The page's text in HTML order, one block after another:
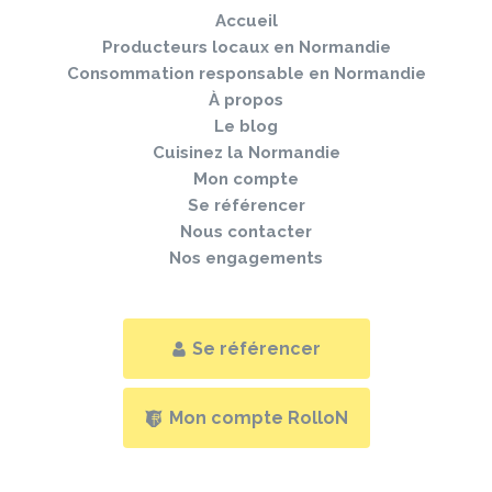
Accueil
Producteurs locaux en Normandie
Consommation responsable en Normandie
À propos
Le blog
Cuisinez la Normandie
Mon compte
Se référencer
Nous contacter
Nos engagements
Se référencer
Mon compte RolloN